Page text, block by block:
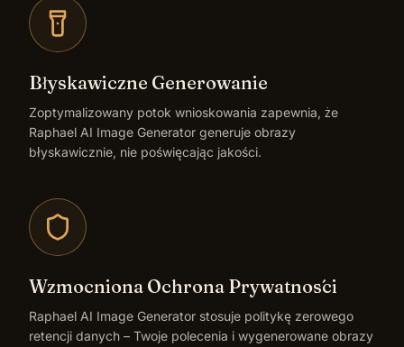
Błyskawiczne Generowanie
Zoptymalizowany potok wnioskowania zapewnia, że
Raphael AI Image Generator generuje obrazy
błyskawicznie, nie poświęcając jakości.
Wzmocniona Ochrona Prywatności
Raphael AI Image Generator stosuje politykę zerowego
retencji danych – Twoje polecenia i wygenerowane obrazy